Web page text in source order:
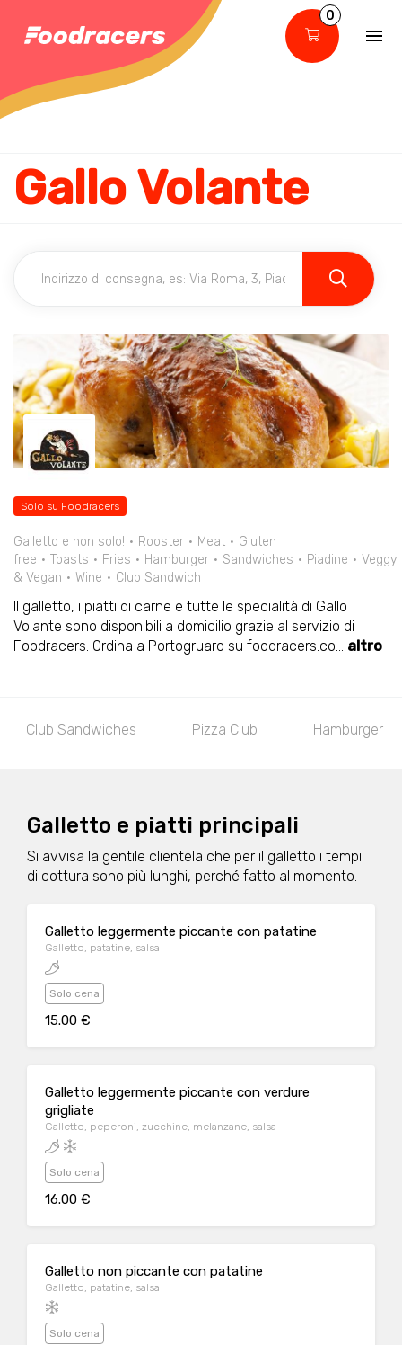
0
Gallo Volante
Solo su Foodracers
Galletto e non solo! Rooster Meat
Gluten
free
Toasts Fries Hamburger Sandwiches Piadine
Veggy
& Vegan
Wine Club Sandwich
Il galletto, i piatti di carne e tutte le specialità di Gallo
Volante sono disponibili a domicilio grazie al servizio di
Foodracers. Ordina a Portogruaro su foodracers.co... altro
Club Sandwiches Pizza Club Hamburger
Galletto e piatti principali
Si avvisa la gentile clientela che per il galletto i tempi
di cottura sono più lunghi, perché fatto al momento.
Galletto leggermente piccante con patatine
Galletto, patatine, salsa
Solo cena
15.00 €
Galletto leggermente piccante con verdure
grigliate
Galletto, peperoni, zucchine, melanzane, salsa
Solo cena
16.00 €
Galletto non piccante con patatine
Galletto, patatine, salsa
Solo cena